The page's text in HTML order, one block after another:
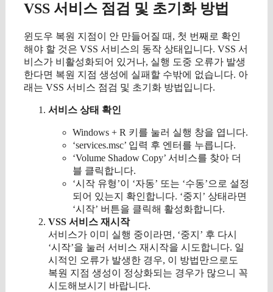
VSS 서비스 점검 및 초기화 방법
윈도우 복원 지점이 안 만들어질 때, 첫 번째로 확인
해야 할 것은 VSS 서비스의 동작 상태입니다. VSS 서
비스가 비활성화되어 있거나, 실행 도중 오류가 발생
한다면 복원 지점 생성에 실패할 수밖에 없습니다. 아
래는 VSS 서비스 점검 및 초기화 방법입니다.
서비스 상태 확인
Windows + R 키를 눌러 실행 창을 엽니다.
‘services.msc’ 입력 후 엔터를 누릅니다.
‘Volume Shadow Copy’ 서비스를 찾아 더
블 클릭합니다.
‘시작 유형’이 ‘자동’ 또는 ‘수동’으로 설정
되어 있는지 확인합니다. ‘중지’ 상태라면
‘시작’ 버튼을 클릭해 활성화합니다.
VSS 서비스 재시작
서비스가 이미 실행 중이라면, ‘중지’ 후 다시
‘시작’을 눌러 서비스 재시작을 시도합니다. 일
시적인 오류가 발생한 경우, 이 방법만으로도
복원 지점 생성이 정상화되는 경우가 많으니 꼭
시도해보시기 바랍니다.